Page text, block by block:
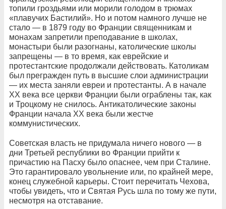
топили гроздьями или морили голодом в трюмах
«плавучих Бастилий». Но и потом намного лучше не
стало — в 1879 году во Франции священникам и
монахам запретили преподавание в школах,
монастыри были разогнаны, католические школы
запрещены — в то время, как еврейские и
протестантские продолжали действовать. Католикам
был прегражден путь в высшие слои администрации
— их места заняли евреи и протестанты. А в начале
ХХ века все церкви Франции были ограблены так, как
и Троцкому не снилось. Антикатолические законы
Франции начала ХХ века были жестче
коммунистических.
Советская власть не придумала ничего нового — в
дни Третьей республики во Франции прийти к
причастию на Пасху было опаснее, чем при Сталине.
Это гарантировало увольнение или, по крайней мере,
конец служебной карьеры. Стоит перечитать Чехова,
чтобы увидеть, что и Святая Русь шла по тому же пути,
несмотря на отставание.